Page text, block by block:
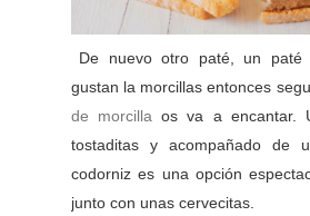
De nuevo otro paté, un paté
gustan la morcillas entonces
de morcilla os va a encantar.
tostaditas y acompañado de
codorniz es una opción
junto con unas cervecitas.